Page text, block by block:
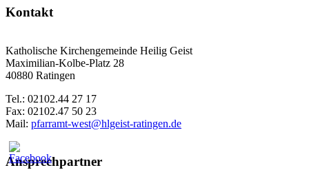
Kontakt
Katholische Kirchengemeinde Heilig Geist
Maximilian-Kolbe-Platz 28
40880 Ratingen
Tel.: 02102.44 27 17
Fax: 02102.47 50 23
Mail: pfarramt-west@hlgeist-ratingen.de
Ansprechpartner